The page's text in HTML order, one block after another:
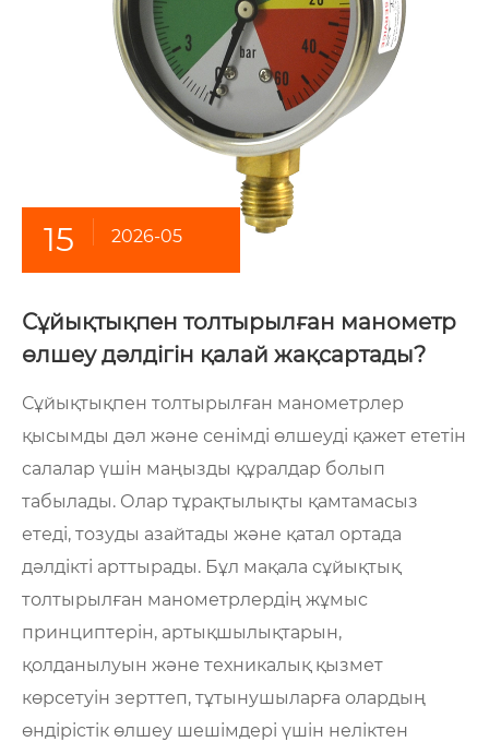
15 2026-05
Сұйықтықпен толтырылған манометр
өлшеу дәлдігін қалай жақсартады?
Сұйықтықпен толтырылған манометрлер
қысымды дәл және сенімді өлшеуді қажет ететін
салалар үшін маңызды құралдар болып
табылады. Олар тұрақтылықты қамтамасыз
етеді, тозуды азайтады және қатал ортада
дәлдікті арттырады. Бұл мақала сұйықтық
толтырылған манометрлердің жұмыс
принциптерін, артықшылықтарын,
қолданылуын және техникалық қызмет
көрсетуін зерттеп, тұтынушыларға олардың
өндірістік өлшеу шешімдері үшін неліктен